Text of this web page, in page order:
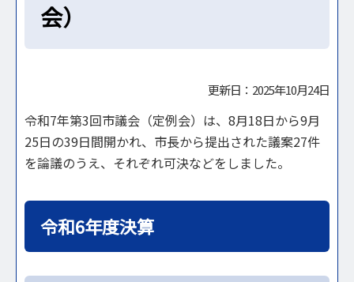
会）
更新日：2025年10月24日
令和7年第3回市議会（定例会）は、8月18日から9月
25日の39日間開かれ、市長から提出された議案27件
を論議のうえ、それぞれ可決などをしました。
令和6年度決算